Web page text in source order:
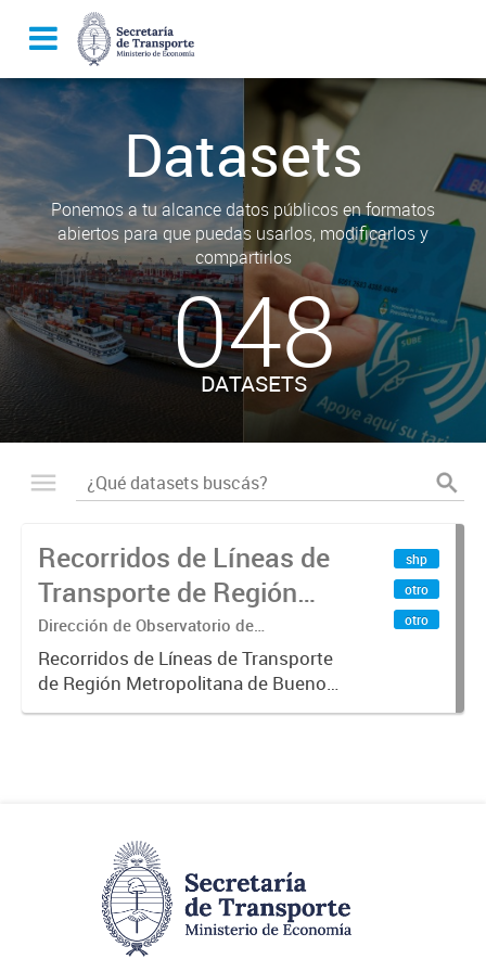
Datasets
Ponemos a tu alcance datos públicos en formatos
abiertos para que puedas usarlos, modificarlos y
compartirlos
048
DATASETS
Recorridos de Líneas de
Transporte de Región
Metropolitana de
Buenos Aires (RMBA)
Dirección de Observatorio de
Transporte, Estudio y Sistemas
Recorridos de Líneas de Transporte
de Región Metropolitana de Buenos
Aires (RMBA).-
shp
otro
otro